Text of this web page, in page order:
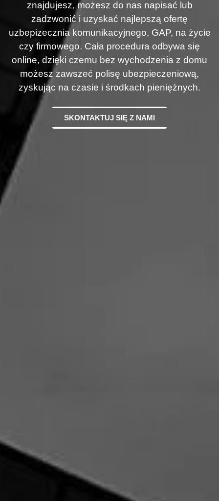
znajdujesz, możesz do nas napisać lub
zadzwonić i uzyskać najlepszą ofertę
uzbepizecznia komunikacyjnego, GAP, na życie
czy firmowego. Cała procedura odbywa się
online, dzięki czemu bez wychodzenia z domu
możesz zawszeć polisę ubezpieczeniową,
zyskując na czasie i środkach pieniężnych.
SKONTAKTUJ SIĘ Z NAMI